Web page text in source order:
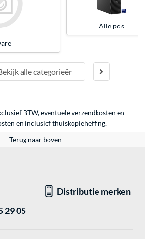
alle categorieën
Alle pc's
BTW, eventuele verzendkosten en
en inclusief thuiskopieheffing.
Terug naar boven
Distributie merken
29 05